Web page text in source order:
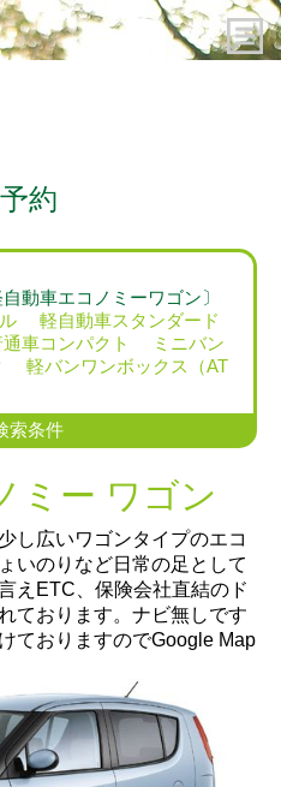
款
約
自動車エコノミーワゴン〕
軽自動車スタンダード
車コンパクト
ミニバン
軽バンワンボックス（AT
索条件
ミー ワゴン
し広いワゴンタイプのエコ
いのりなど日常の足として
えETC、保険会社直結のド
ております。ナビ無しです
ておりますのでGoogle Map